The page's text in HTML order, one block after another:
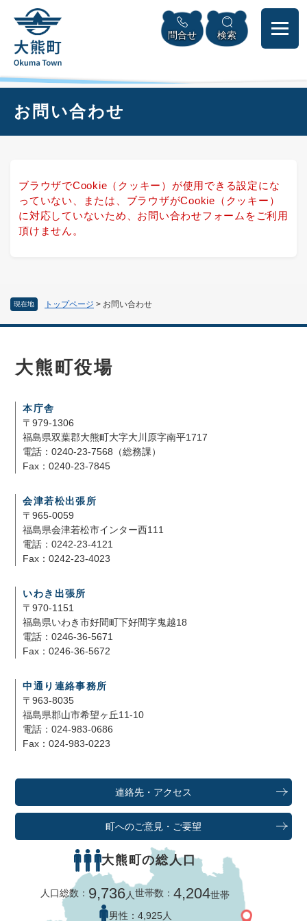
頭
メニューを飛ばして本文へ
問合せ 検索
現在地 トップページ > お問い合わせ
お問い合わせ
ブラウザでCookie（クッキー）が使用できる設定にな
っていない、または、ブラウザがCookie（クッキー）
に対応していないため、お問い合わせフォームをご利用
頂けません。
大熊町役場
本庁舎
〒979-1306
福島県双葉郡大熊町大字大川原字南平1717
電話：0240-23-7568（総務課）
Fax：0240-23-7845
会津若松出張所
〒965-0059
福島県会津若松市インター西111
電話：0242-23-4121
Fax：0242-23-4023
いわき出張所
〒970-1151
福島県いわき市好間町下好間字鬼越18
電話：0246-36-5671
Fax：0246-36-5672
中通り連絡事務所
〒963-8035
福島県郡山市希望ヶ丘11-10
電話：024-983-0686
Fax：024-983-0223
連絡先・アクセス
町へのご意見・ご要望
大熊町の総人口
人口総数： 9,736人世帯数：4,204世帯
男性： 4,925人